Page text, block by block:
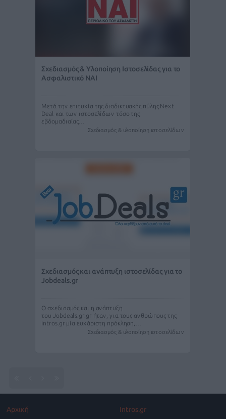
Σχεδιασμός & Υλοποίηση Ιστοσελίδας για το
Ασφαλιστικό ΝΑΙ
Μετά την επιτυχία της διαδικτυακής πύλης Next
Deal και των ιστοσελίδων τόσο της
εβδομαδιαίας…
Σχεδιασμός & υλοποίηση ιστοσελίδων
Σχεδιασμός και ανάπτυξη ιστοσελίδας για το
Jobdeals.gr
Ο σχεδιασμός και η ανάπτυξη
του Jobdeals.gr.gr ήταν, για τους ανθρώπους της
intros.gr μία ευχάριστη πρόκληση,…
Σχεδιασμός & υλοποίηση ιστοσελίδων
Αρχική
Intros.gr